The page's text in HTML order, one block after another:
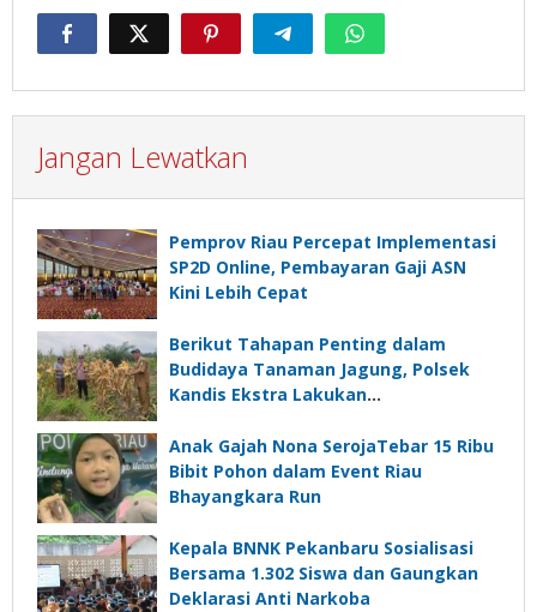
Jangan Lewatkan
Pemprov Riau Percepat Implementasi
SP2D Online, Pembayaran Gaji ASN
Kini Lebih Cepat
Berikut Tahapan Penting dalam
Budidaya Tanaman Jagung, Polsek
Kandis Ekstra Lakukan
Anak Gajah Nona SerojaTebar 15 Ribu
Bibit Pohon dalam Event Riau
Bhayangkara Run
Kepala BNNK Pekanbaru Sosialisasi
Bersama 1.302 Siswa dan Gaungkan
Deklarasi Anti Narkoba